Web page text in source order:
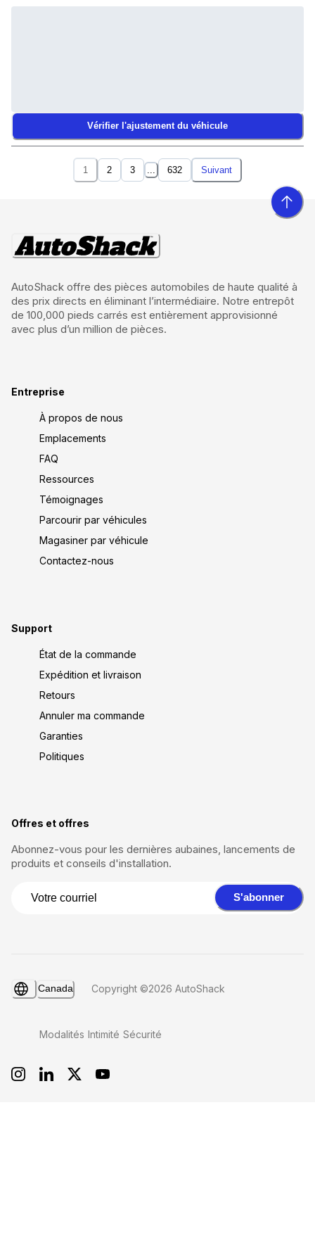
Vérifier l'ajustement du véhicule
1 2 3 632 Suivant
AutoShack offre des pièces automobiles de haute qualité à
des prix directs en éliminant l’intermédiaire. Notre entrepôt
de 100,000 pieds carrés est entièrement approvisionné
avec plus d’un million de pièces.
Entreprise
À propos de nous
Emplacements
FAQ
Ressources
Témoignages
Parcourir par véhicules
Magasiner par véhicule
Contactez-nous
Support
État de la commande
Expédition et livraison
Retours
Annuler ma commande
Garanties
Politiques
Offres et offres
Abonnez-vous pour les dernières aubaines, lancements de
produits et conseils d'installation.
S'abonner
Canada Copyright ©2026 AutoShack
Modalités Intimité Sécurité